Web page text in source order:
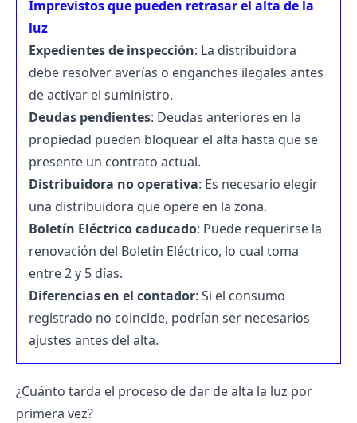
Imprevistos que pueden retrasar el alta de la
luz
Expedientes de inspección: La distribuidora
debe resolver averías o enganches ilegales antes
de activar el suministro.
Deudas pendientes: Deudas anteriores en la
propiedad pueden bloquear el alta hasta que se
presente un contrato actual.
Distribuidora no operativa: Es necesario elegir
una distribuidora que opere en la zona.
Boletín Eléctrico caducado: Puede requerirse la
renovación del Boletín Eléctrico, lo cual toma
entre 2 y 5 días.
Diferencias en el contador: Si el consumo
registrado no coincide, podrían ser necesarios
ajustes antes del alta.
¿Cuánto tarda el proceso de dar de alta la luz por
primera vez?